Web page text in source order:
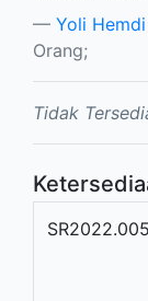
Yoli Hemdi
Orang;
Tidak